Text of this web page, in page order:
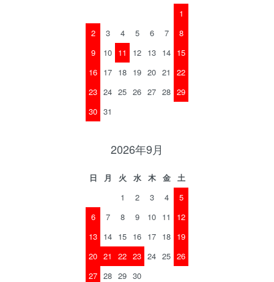
1
2
3 4 5 6 7
8
9
10 11 12 13 14 15
16 17 18 19 20 21
22
23 24 25 26 27 28 29
30 31
2026年9月
日 月 火 水 木 金
土
1
2 3 4
5
6
7 8 9 10 11
12
13 14 15 16 17 18 19
20 21 22 23 24 25 26
27 28 29 30